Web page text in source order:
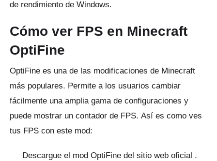
de rendimiento de Windows.
Cómo ver FPS en Minecraft
OptiFine
OptiFine es una de las modificaciones de Minecraft
más populares. Permite a los usuarios cambiar
fácilmente una amplia gama de configuraciones y
puede mostrar un contador de FPS. Así es como ves
tus FPS con este mod:
Descargue el mod OptiFine del sitio web oficial .